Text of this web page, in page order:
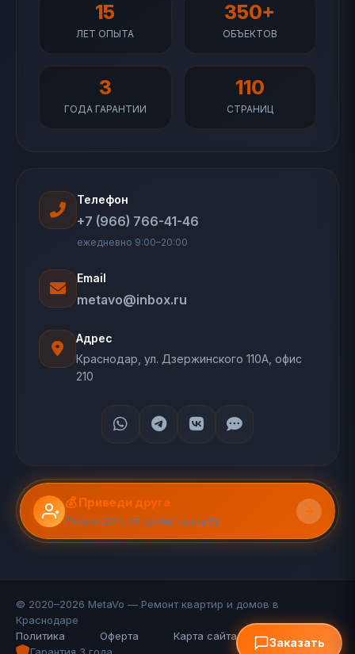
15
ЛЕТ ОПЫТА
350+
ОБЪЕКТОВ
3
ГОДА ГАРАНТИИ
110
СТРАНИЦ
Телефон
+7 (966) 766-41-46
ежедневно 9:00–20:00
Email
metavo@inbox.ru
Адрес
Краснодар, ул. Дзержинского 110А, офис
210
💰 Приведи друга
Получи 20% от суммы на карту
© 2020–2026 MetaVo — Ремонт квартир и домов в
Краснодаре
Политика
Оферта Карта сайта (110 стр.)
FAQ
Заказать